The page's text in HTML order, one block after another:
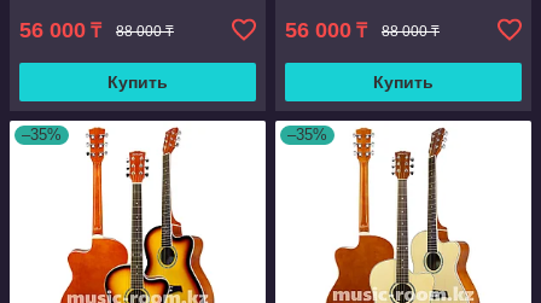
56 000 ₸ 88 000 ₸
Купить
56 000 ₸ 88 000 ₸
Купить
–35% –35%